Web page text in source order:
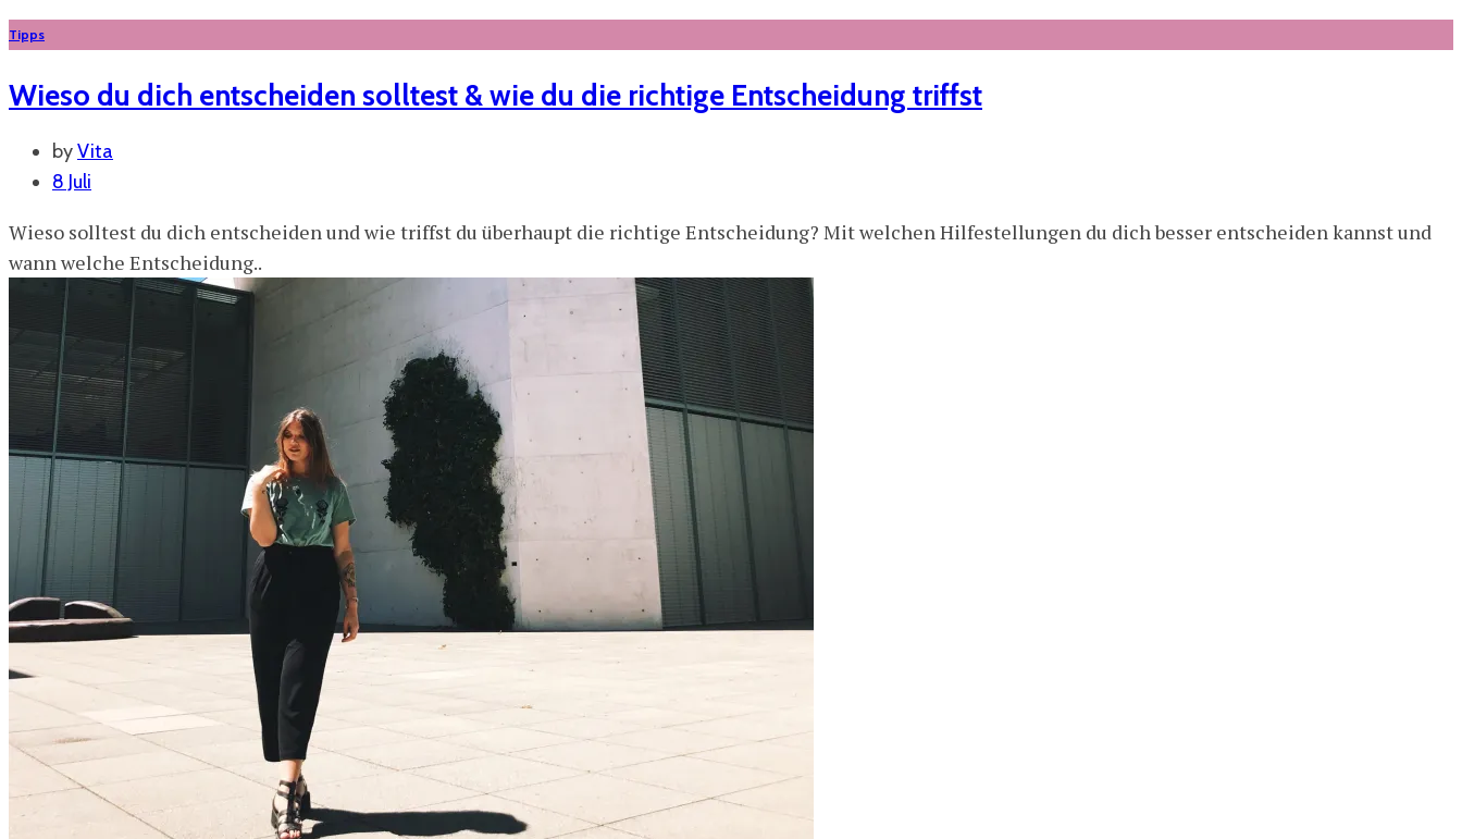
Tipps
Wieso du dich entscheiden solltest & wie du die richtige Entscheidung triffst
byVita
8 Juli
Wieso solltest du dich entscheiden und wie triffst du überhaupt die richtige Entscheidung? Mit welchen Hilfestellungen du dich besser entscheiden kannst und
wann welche Entscheidung..